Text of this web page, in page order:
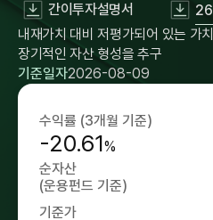
내재가치 대비 저평가되어 있는 가
장기적인 자산 형성을 추구
기준일자2026-08-09
간이투자설명서
26
수익률 (3개월 기준)
-20.61%
순자산
(운용펀드 기준)
기준가